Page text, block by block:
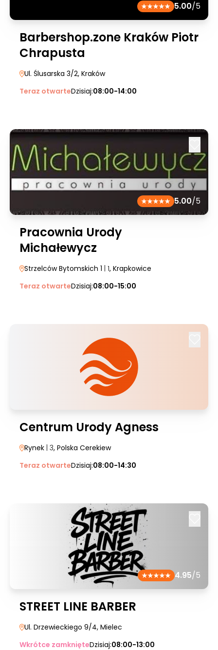
5.00/5
Barbershop.zone Kraków Piotr
Chrapusta
Ul. Ślusarska 3/2, Kraków
Teraz otwarteDzisiaj:08:00-14:00
5.00/5
Pracownia Urody
Michałewycz
Strzelców Bytomskich 1 | 1, Krapkowice
Teraz otwarteDzisiaj:08:00-15:00
Centrum Urody Agness
Rynek | 3, Polska Cerekiew
Teraz otwarteDzisiaj:08:00-14:30
4.95/5
STREET LINE BARBER
Ul. Drzewieckiego 9/4, Mielec
Wkrótce zamknięteDzisiaj:08:00-13:00